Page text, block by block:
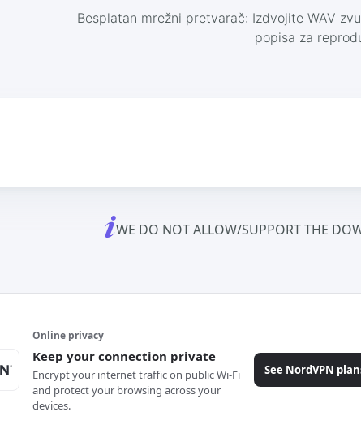
Besplatan mrežni pretvarač: Izdvojite WAV
popisa za
WE DO NOT ALLOW/SUPPORT THE
Online privacy
Keep your connection private
Encrypt your internet traffic on public Wi-Fi
and protect your browsing across your
devices.
See NordVPN